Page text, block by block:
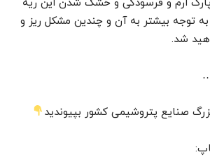
ارم و فرسودگی و خشک شدن این ریه
توجه بیشتر به آن و چندین مشکل ریز و
شد.
صنایع پتروشیمی کشور بپیوندید